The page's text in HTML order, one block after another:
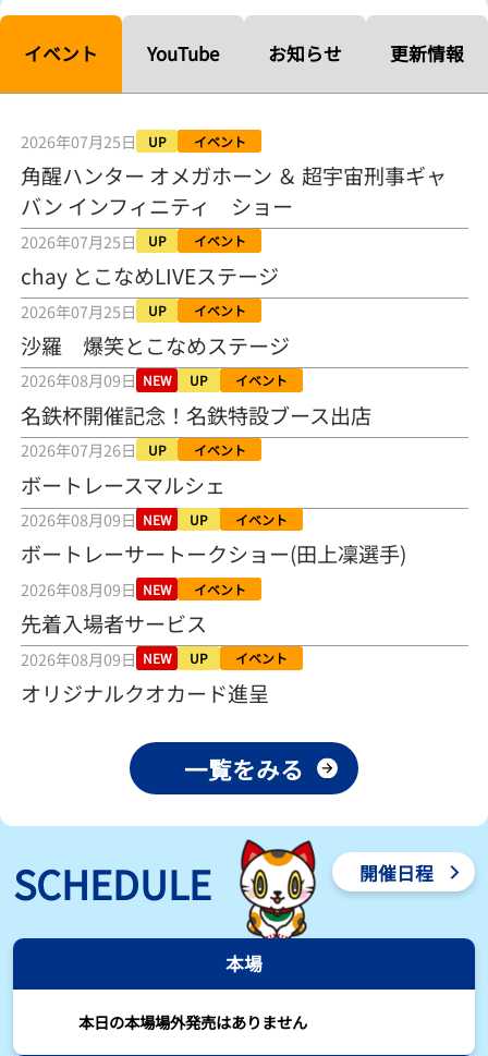
【ルーキーシリーズ第15戦】塚越海斗「伸びを生かす方向で」4カド
2026年08月04日
「このままＡ１になれるように」
2026年08月04日
長岡花火大会の話も！ 松本日向の、グッド！グッド！ひなたグッ
ド！／常滑ボート
2026年08月04日
【ボートレース】「しょっぱいですね」初優勝の宮崎心之介が水神
祭で満面の笑み／常滑 - 日刊スポーツ
2026年08月04日
【ボート】とこなめルーキーＳ 宮崎心之介がデビューから１年９カ
月で初優勝
2026年08月04日
【ボートレース】12R優勝戦のスタート特訓実施 初Ｖ目指す宮崎心
之介の仕上がり上々／常滑 - 日刊スポーツ
2026年08月04日
【とこなめボート ルーキーシリーズ第15戦】荒木颯斗 当地フレッシ
ュルーキーが初Vで恩返しを
2026年08月03日
【とこなめボート】ういちの「好配招き猫」ルーキーシリーズ第15
戦～自分の収支状況も想定してこそ〝本物の予想〟！／ボートレー
ス
【ボートレース】荒木颯斗が地元唯一の優出！３号艇でデビュー初
Ｖ狙う「自分の好きな感じになっている」～とこなめルーキーＳ
【ボートレース】訓練中の大けが乗り越えデビューした宮崎心之介
が初Ｖ王手「１枠なら負けないと思います」～とこなめルーキーＳ
2026年08月03日
【常滑ボート・ルーキーＳ】津田陸翔はリング交換で気配一変「初
イベント YouTube お知らせ 更新情報
2026年07月25日 UP イベント
角醒ハンター オメガホーン ＆ 超宇宙刑事ギャ
バン インフィニティ ショー
2026年07月25日 UP イベント
chay とこなめLIVEステージ
2026年07月25日 UP イベント
沙羅 爆笑とこなめステージ
2026年08月09日 NEW UP イベント
名鉄杯開催記念！名鉄特設ブース出店
2026年07月26日 UP イベント
ボートレースマルシェ
2026年08月09日 NEW UP イベント
ボートレーサートークショー(田上凜選手)
2026年08月09日 NEW イベント
先着入場者サービス
2026年08月09日 NEW UP イベント
オリジナルクオカード進呈
一覧をみる
SCHEDULE 開催日程
本場
本日の本場場外発売はありません